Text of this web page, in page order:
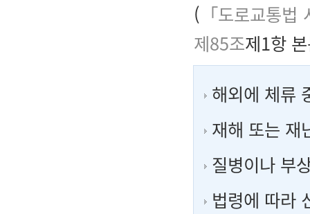
( 「도로교통
제85조제1항
해외에 체류
재해 또는 재
질병이나 부
법령에 따라